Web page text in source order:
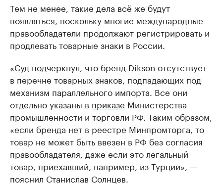
Тем не менее, такие дела всё же будут
появляться, поскольку многие международные
правообладатели продолжают регистрировать и
продлевать товарные знаки в России.
«Суд подчеркнул, что бренд Dikson отсутствует
в перечне товарных знаков, подпадающих под
механизм параллельного импорта. Все они
отдельно указаны в приказе Министерства
промышленности и торговли РФ. Таким образом,
«если бренда нет в реестре Минпромторга, то
товар не может быть ввезен в РФ без согласия
правообладателя, даже если это легальный
товар, приехавший, например, из Турции», —
пояснил Станислав Солнцев.